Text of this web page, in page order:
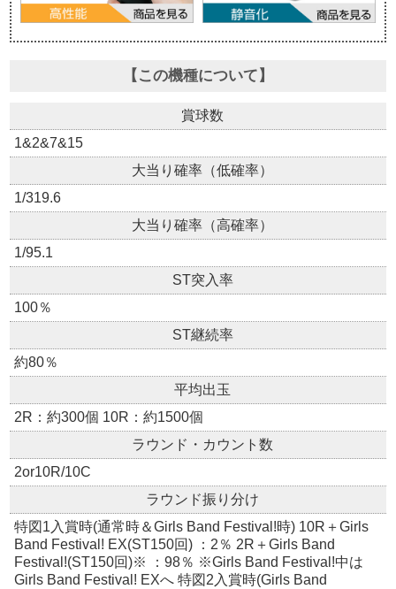
【この機種について】
賞球数
1&2&7&15
大当り確率（低確率）
1/319.6
大当り確率（高確率）
1/95.1
ST突入率
100％
ST継続率
約80％
平均出玉
2R：約300個 10R：約1500個
ラウンド・カウント数
2or10R/10C
ラウンド振り分け
特図1入賞時(通常時＆Girls Band Festival!時) 10R＋Girls
Band Festival! EX(ST150回) ：2％ 2R＋Girls Band
Festival!(ST150回)※ ：98％ ※Girls Band Festival!中は
Girls Band Festival! EXへ 特図2入賞時(Girls Band